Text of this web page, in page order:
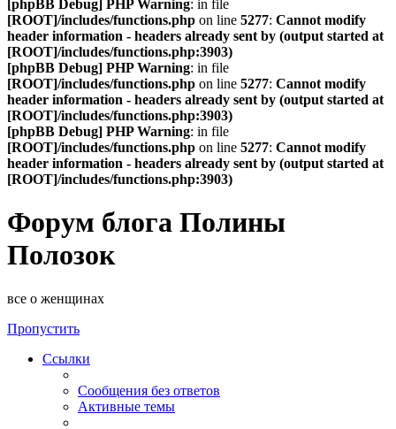
[phpBB Debug] PHP Warning: in file
[ROOT]/includes/functions.php on line 5277: Cannot modify
header information - headers already sent by (output started at
[ROOT]/includes/functions.php:3903)
[phpBB Debug] PHP Warning: in file
[ROOT]/includes/functions.php on line 5277: Cannot modify
header information - headers already sent by (output started at
[ROOT]/includes/functions.php:3903)
[phpBB Debug] PHP Warning: in file
[ROOT]/includes/functions.php on line 5277: Cannot modify
header information - headers already sent by (output started at
[ROOT]/includes/functions.php:3903)
Форум блога Полины
Полозок
все о женщинах
Пропустить
Ссылки
Сообщения без ответов
Активные темы